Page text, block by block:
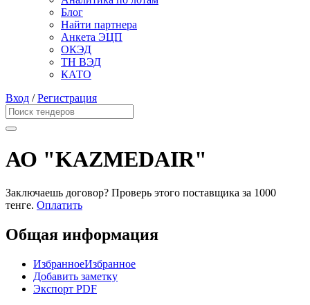
Блог
Найти партнера
Анкета ЭЦП
ОКЭД
ТН ВЭД
КАТО
Вход /Регистрация
АО "KAZMEDAIR"
Заключаешь договор? Проверь этого поставщика за 1000
тенге. Оплатить
Общая информация
ИзбранноеИзбранное
Добавить заметку
Экспорт PDF